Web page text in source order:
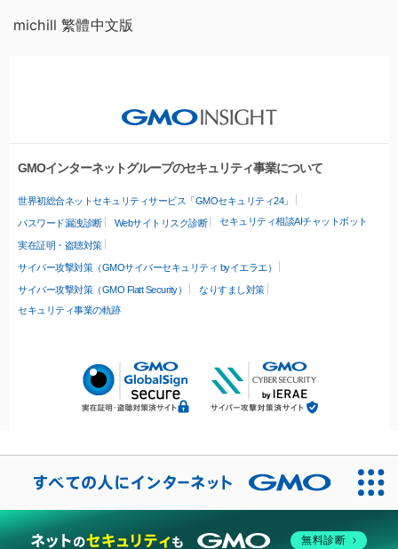
michill 繁體中文版
GMOインターネットグループのセキュリティ事業について
世界初総合ネットセキュリティサービス「GMOセキュリティ24」
パスワード漏洩診断 Webサイトリスク診断 セキュリティ相談AIチャットボット
実在証明・盗聴対策
サイバー攻撃対策（GMOサイバーセキュリティ byイエラエ）
サイバー攻撃対策（GMO Flatt Security）
なりすまし対策
セキュリティ事業の軌跡
無料診断